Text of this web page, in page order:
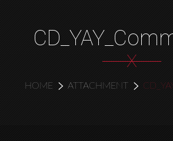
X
HOME ATTACHMENT